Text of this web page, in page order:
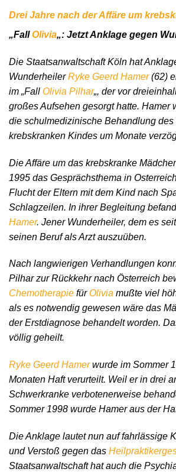
Drei Jahre nach der Affäre um
„FallOlivia„: Jetzt Anklage gegen
Die Staatsanwaltschaft Köln hat
WunderheilerRyke Geerd Hamer(62)
im „Fall Olivia Pilhar„, der vor
großes Aufsehen gesorgt hatte. Hamer
die schulmedizinische Behandlung des
krebskranken Kindes um Monate
Die Affäre um das krebskranke
1995 das Gesprächsthema in
Flucht der Eltern mit dem Kind nach
Schlagzeilen. In ihrer Begleitung
Hamer. Jener Wunderheiler, dem es
seinen Beruf als Arzt auszuüben.
Nach langwierigen Verhandlungen
Pilhar zur Rückkehr nach Österreich
Chemotherapie für Olivia mußte viel
als es notwendig gewesen wäre das
der Erstdiagnose behandelt worden.
völlig geheilt.
Ryke Geerd Hamerwurde im Sommer
Monaten Haft verurteilt. Weil er in drei
Schwerkranke verbotenerweise
Sommer 1998 wurde Hamer aus der
Die Anklage lautet nun auf fahrlässige
und Verstoß gegen das
Staatsanwaltschaft hat auch die